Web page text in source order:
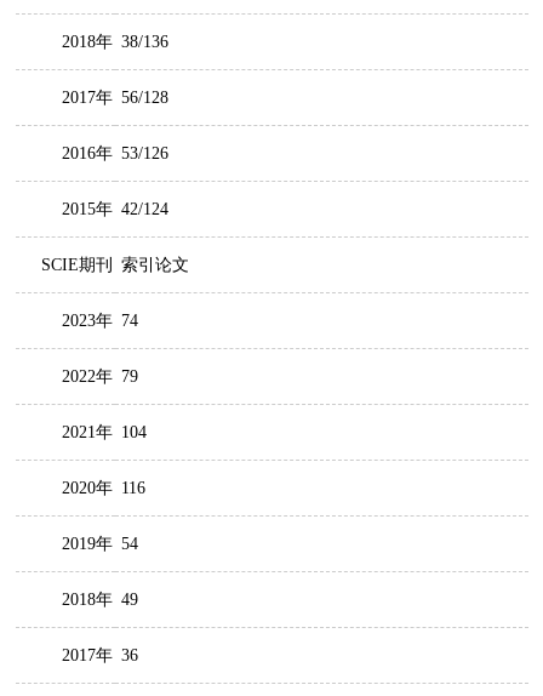
2018年 38/136
2017年 56/128
2016年 53/126
2015年 42/124
SCIE期刊 索引论文
2023年 74
2022年 79
2021年 104
2020年 116
2019年 54
2018年 49
2017年 36